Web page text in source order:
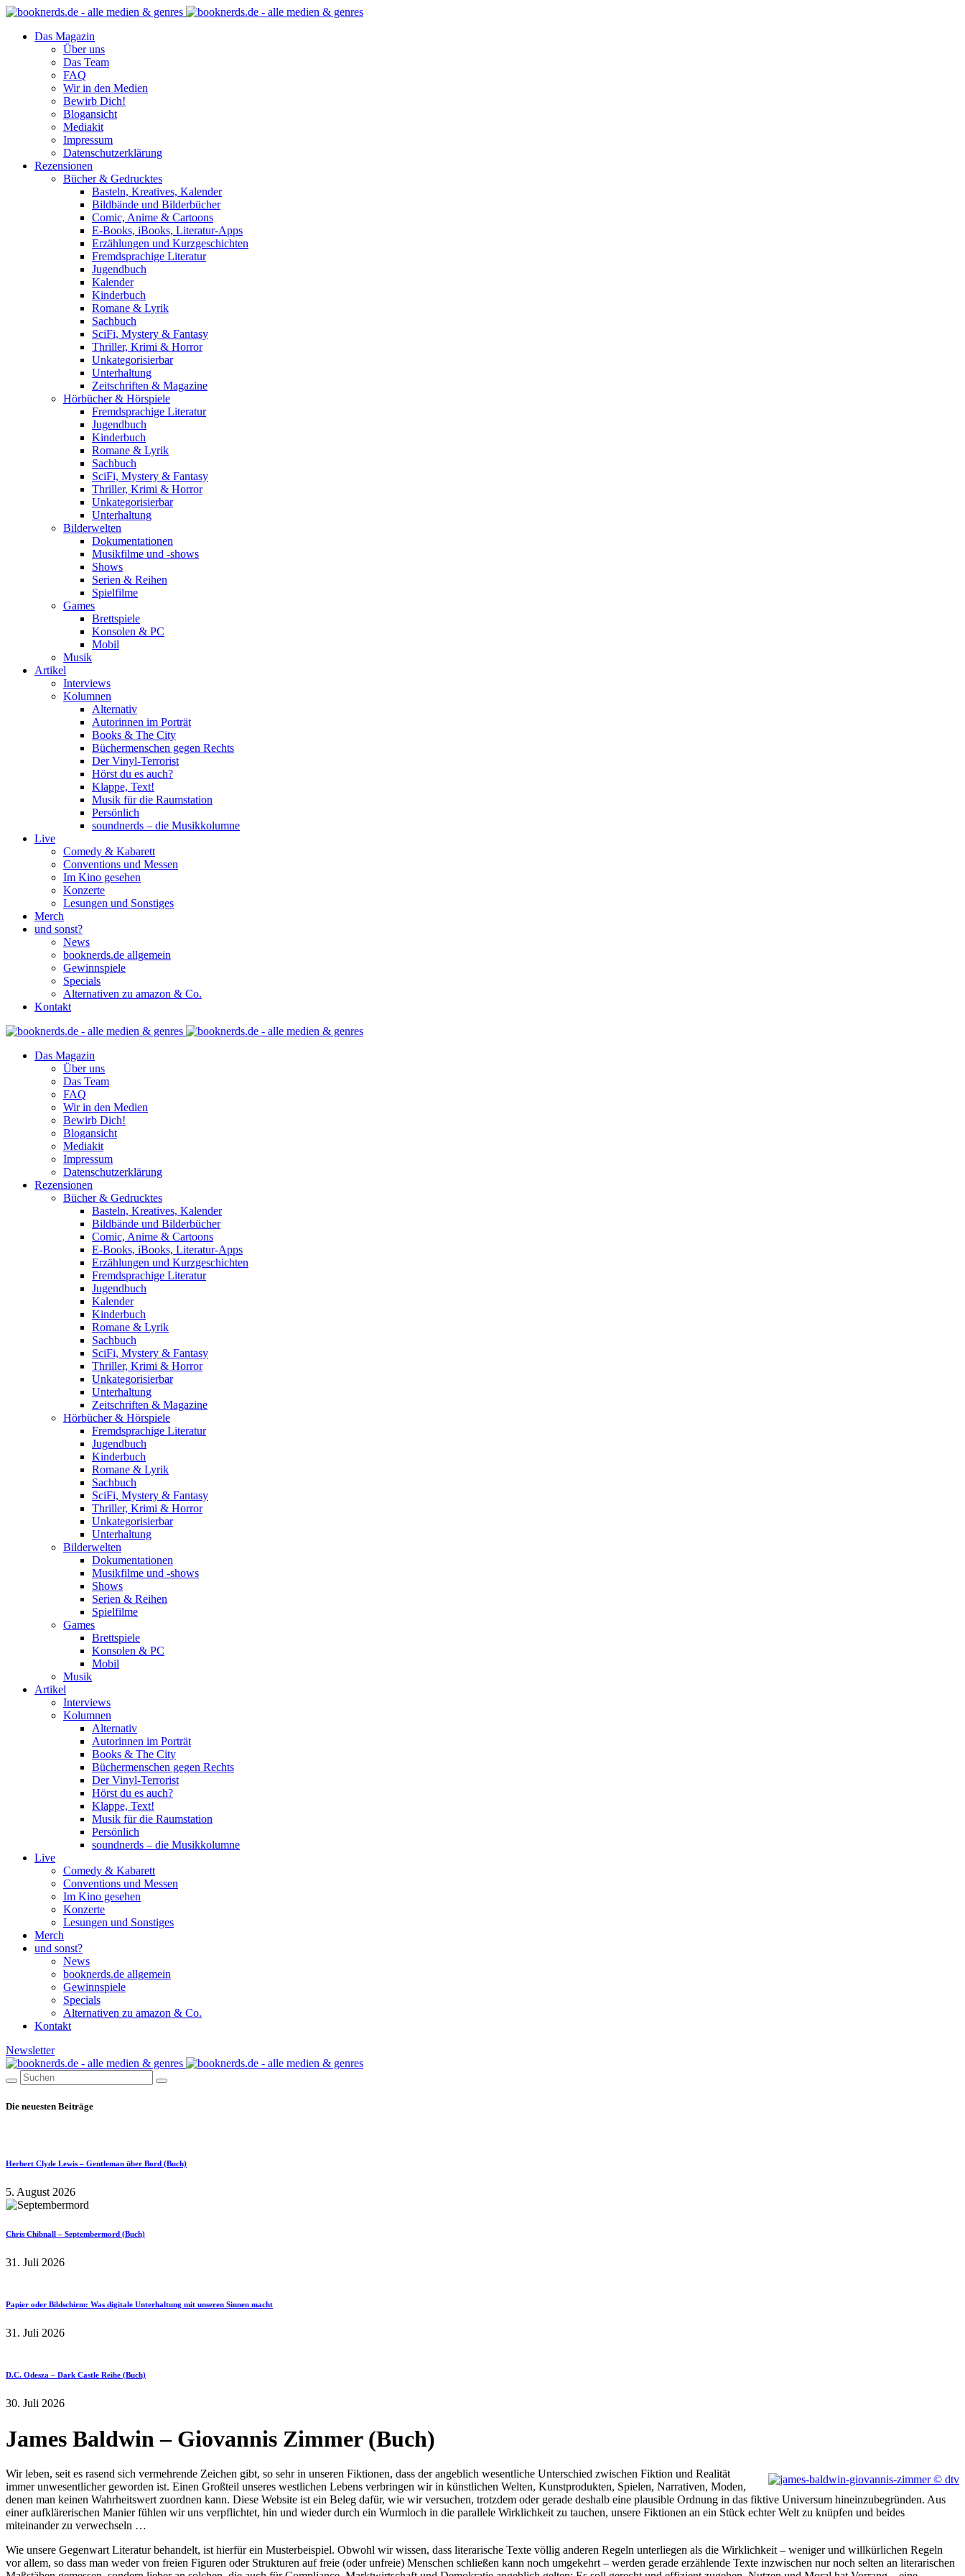
Das Magazin
Über uns
Das Team
FAQ
Wir in den Medien
Bewirb Dich!
Blogansicht
Mediakit
Impressum
Datenschutzerklärung
Rezensionen
Bücher & Gedrucktes
Basteln, Kreatives, Kalender
Bildbände und Bilderbücher
Comic, Anime & Cartoons
E-Books, iBooks, Literatur-Apps
Erzählungen und Kurzgeschichten
Fremdsprachige Literatur
Jugendbuch
Kalender
Kinderbuch
Romane & Lyrik
Sachbuch
SciFi, Mystery & Fantasy
Thriller, Krimi & Horror
Unkategorisierbar
Unterhaltung
Zeitschriften & Magazine
Hörbücher & Hörspiele
Fremdsprachige Literatur
Jugendbuch
Kinderbuch
Romane & Lyrik
Sachbuch
SciFi, Mystery & Fantasy
Thriller, Krimi & Horror
Unkategorisierbar
Unterhaltung
Bilderwelten
Dokumentationen
Musikfilme und -shows
Shows
Serien & Reihen
Spielfilme
Games
Brettspiele
Konsolen & PC
Mobil
Musik
Artikel
Interviews
Kolumnen
Alternativ
Autorinnen im Porträt
Books & The City
Büchermenschen gegen Rechts
Der Vinyl-Terrorist
Hörst du es auch?
Klappe, Text!
Musik für die Raumstation
Persönlich
soundnerds – die Musikkolumne
Live
Comedy & Kabarett
Conventions und Messen
Im Kino gesehen
Konzerte
Lesungen und Sonstiges
Merch
und sonst?
News
booknerds.de allgemein
Gewinnspiele
Specials
Alternativen zu amazon & Co.
Kontakt
Das Magazin
Über uns
Das Team
FAQ
Wir in den Medien
Bewirb Dich!
Blogansicht
Mediakit
Impressum
Datenschutzerklärung
Rezensionen
Bücher & Gedrucktes
Basteln, Kreatives, Kalender
Bildbände und Bilderbücher
Comic, Anime & Cartoons
E-Books, iBooks, Literatur-Apps
Erzählungen und Kurzgeschichten
Fremdsprachige Literatur
Jugendbuch
Kalender
Kinderbuch
Romane & Lyrik
Sachbuch
SciFi, Mystery & Fantasy
Thriller, Krimi & Horror
Unkategorisierbar
Unterhaltung
Zeitschriften & Magazine
Hörbücher & Hörspiele
Fremdsprachige Literatur
Jugendbuch
Kinderbuch
Romane & Lyrik
Sachbuch
SciFi, Mystery & Fantasy
Thriller, Krimi & Horror
Unkategorisierbar
Unterhaltung
Bilderwelten
Dokumentationen
Musikfilme und -shows
Shows
Serien & Reihen
Spielfilme
Games
Brettspiele
Konsolen & PC
Mobil
Musik
Artikel
Interviews
Kolumnen
Alternativ
Autorinnen im Porträt
Books & The City
Büchermenschen gegen Rechts
Der Vinyl-Terrorist
Hörst du es auch?
Klappe, Text!
Musik für die Raumstation
Persönlich
soundnerds – die Musikkolumne
Live
Comedy & Kabarett
Conventions und Messen
Im Kino gesehen
Konzerte
Lesungen und Sonstiges
Merch
und sonst?
News
booknerds.de allgemein
Gewinnspiele
Specials
Alternativen zu amazon & Co.
Kontakt
Newsletter
Die neuesten Beiträge
Herbert Clyde Lewis – Gentleman über Bord (Buch)
5. August 2026
Chris Chibnall – Septembermord (Buch)
31. Juli 2026
Papier oder Bildschirm: Was digitale Unterhaltung mit unseren Sinnen macht
31. Juli 2026
D.C. Odesza – Dark Castle Reihe (Buch)
30. Juli 2026
James Baldwin – Giovannis Zimmer (Buch)
Wir leben, seit es rasend sich vermehrende Zeichen gibt, so sehr in unseren Fiktionen, dass der angeblich wesentliche Unterschied zwischen Fiktion und Realität
immer unwesentlicher geworden ist. Einen Großteil unseres westlichen Lebens verbringen wir in künstlichen Welten, Kunstprodukten, Spielen, Narrativen, Moden,
denen man keinen Wahrheitswert zuordnen kann. Diese Website ist ein Beleg dafür, wie wir versuchen, trotzdem oder gerade deshalb eine plausible Ordnung in das fiktive Universum hineinzubegründen. Aus
einer aufklärerischen Manier fühlen wir uns verpflichtet, hin und wieder durch ein Wurmloch in die parallele Wirklichkeit zu tauchen, unsere Fiktionen an ein Stück echter Welt zu knüpfen und beides
miteinander zu verwechseln …
Wie unsere Gegenwart Literatur behandelt, ist hierfür ein Musterbeispiel. Obwohl wir wissen, dass literarische Texte völlig anderen Regeln unterliegen als die Wirklichkeit – weniger und willkürlichen Regeln
vor allem, so dass man weder von freien Figuren oder Strukturen auf freie (oder unfreie) Menschen schließen kann noch umgekehrt – werden gerade erzählende Texte inzwischen nur noch selten an literarischen